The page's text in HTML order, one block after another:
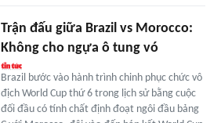
Trận đấu giữa Brazil vs Morocco:
Không cho ngựa ô tung vó
Brazil bước vào hành trình chinh phục chức vô
địch World Cup thứ 6 trong lịch sử bằng cuộc
đối đầu có tính chất định đoạt ngôi đầu bảng